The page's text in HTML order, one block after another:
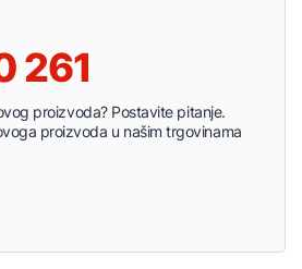
261
proizvoda? Postavite pitanje.
proizvoda u našim trgovinama